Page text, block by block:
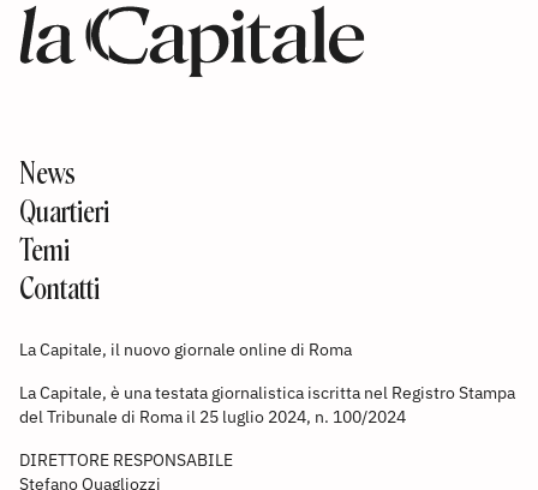
News
Quartieri
Temi
Contatti
La Capitale, il nuovo giornale online di Roma
La Capitale, è una testata giornalistica iscritta nel Registro Stampa
del Tribunale di Roma il 25 luglio 2024, n. 100/2024
DIRETTORE RESPONSABILE
Stefano Quagliozzi